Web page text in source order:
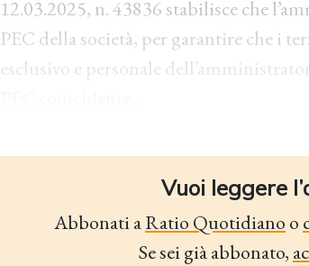
12.03.2025, n. 43836 stabilisce che
PEC della società, per garantire che i
esclusivo e personale
Vuoi leggere
Abbonati aRatio Quotidiano o
Se sei già abbonato,